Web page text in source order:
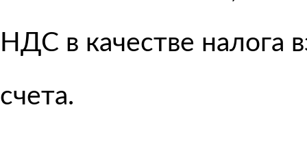
НДС в качестве налога
счета.